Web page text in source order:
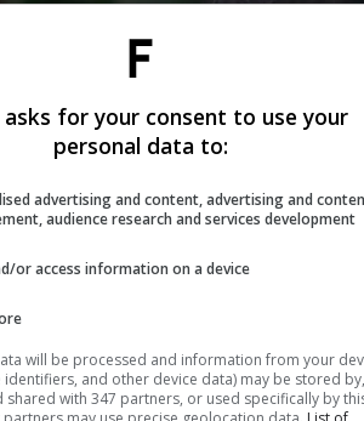
asks for your consent to use your
personal data to:
advertising and content, advertising and
audience research and services development
or access information on a device
will be processed and information from your
identifiers, and other device data) may be stored by,
shared with 347 partners, or used specifically by